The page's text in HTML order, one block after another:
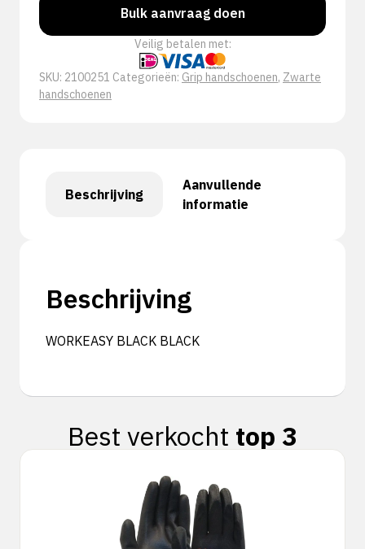
Bulk aanvraag doen
Veilig betalen met:
SKU: 2100251 Categorieën: Grip handschoenen, Zwarte
handschoenen
Beschrijving
Aanvullende
informatie
Beschrijving
WORKEASY BLACK BLACK
Best verkocht top 3